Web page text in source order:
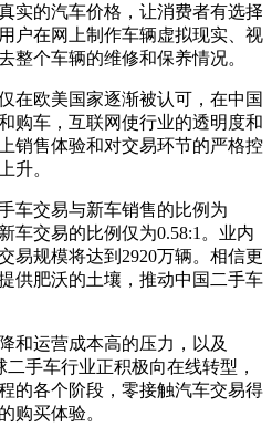
实的汽车价格，让消费者有选择
户在网上制作车辆虚拟现实、视
整个车辆的维修和保养情况。
在欧美国家逐渐被认可，在中国
购车，互联网使行业的透明度和
销售体验和对交易环节的严格控
升。
车交易与新车销售的比例为
车交易的比例仅为0.58:1。业内
易规模将达到2920万辆。相信更
供肥沃的土壤，推动中国二手车
和运营成本高的压力，以及
手车行业正积极向在线转型，
的各个阶段，零接触汽车交易得
购买体验。